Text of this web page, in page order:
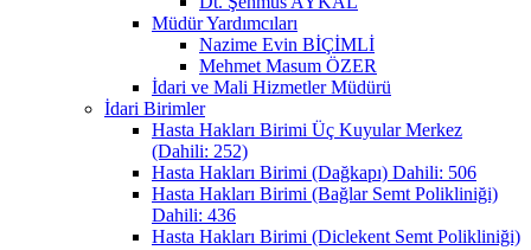
Müdür Yardımcıları
Nazime Evin BİÇİMLİ
Mehmet Masum ÖZER
İdari ve Mali Hizmetler Müdürü
İdari Birimler
Hasta Hakları Birimi Üç Kuyular Merkez
(Dahili: 252)
Hasta Hakları Birimi (Dağkapı) Dahili: 506
Hasta Hakları Birimi (Bağlar Semt Polikliniği)
Dahili: 436
Hasta Hakları Birimi (Diclekent Semt Polikliniği)